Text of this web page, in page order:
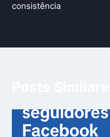
consistência